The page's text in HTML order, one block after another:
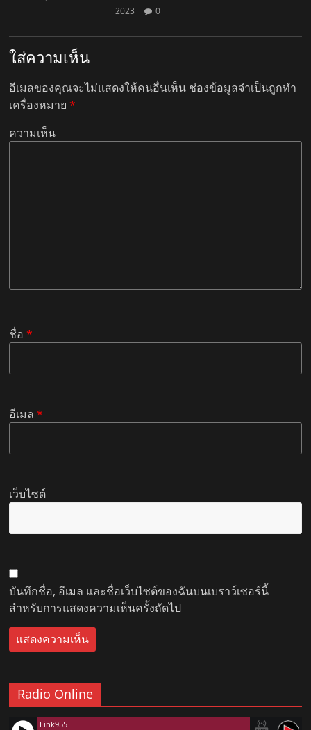
2023
0
ใส่ความเห็น
อีเมลของคุณจะไม่แสดงให้คนอื่นเห็น ช่องข้อมูลจำเป็นถูกทำ
เครื่องหมาย*
ความเห็น
ชื่อ*
อีเมล*
เว็บไซต์
บันทึกชื่อ, อีเมล และชื่อเว็บไซต์ของฉันบนเบราว์เซอร์นี้
สำหรับการแสดงความเห็นครั้งถัดไป
Radio Online
Link955